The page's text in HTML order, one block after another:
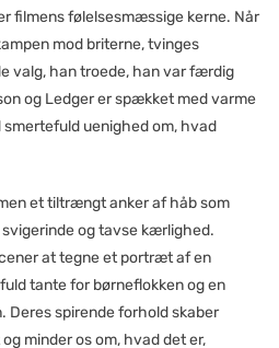
filmens følelsesmæssige kerne. Når
mod briterne, tvinges
valg, han troede, han var færdig
og Ledger er spækket med varme
uenighed om, hvad
et tiltrængt anker af håb som
og tavse kærlighed.
at tegne et portræt af en
tante for børneflokken og en
spirende forhold skaber
minder os om, hvad det er,